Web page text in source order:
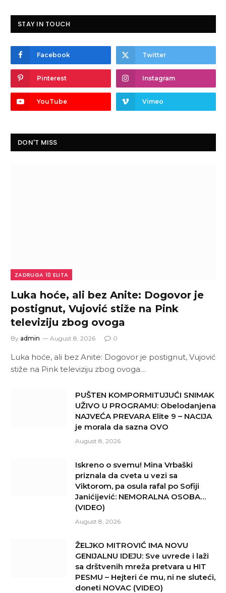
STAY IN TOUCH
Facebook Twitter
Pinterest Instagram
YouTube Vimeo
DON'T MISS
ZADRUGA 10 ELITA
Luka hoće, ali bez Anite: Dogovor je
postignut, Vujović stiže na Pink
televiziju zbog ovoga
By admin August 8, 2026 0
Luka hoće, ali bez Anite: Dogovor je postignut, Vujović
stiže na Pink televiziju zbog ovoga…
PUŠTEN KOMPORMITUJUĆI SNIMAK
UŽIVO U PROGRAMU: Obelodanjena
NAJVEĆA PREVARA Elite 9 – NACIJA
je morala da sazna OVO
August 8, 2026
Iskreno o svemu! Mina Vrbaški
priznala da cveta u vezi sa
Viktorom, pa osula rafal po Sofiji
Janićijević: NEMORALNA OSOBA…
(VIDEO)
August 8, 2026
ŽELJKO MITROVIĆ IMA NOVU
GENIJALNU IDEJU: Sve uvrede i laži
sa drštvenih mreža pretvara u HIT
PESMU – Hejteri će mu, ni ne sluteći,
doneti NOVAC (VIDEO)